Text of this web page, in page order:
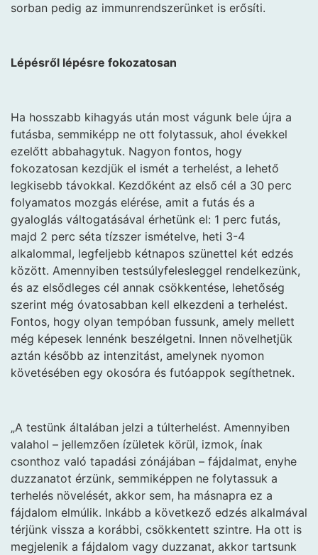
sorban pedig az immunrendszerünket is erősíti.
Lépésről lépésre fokozatosan
Ha hosszabb kihagyás után most vágunk bele újra a
futásba, semmiképp ne ott folytassuk, ahol évekkel
ezelőtt abbahagytuk. Nagyon fontos, hogy
fokozatosan kezdjük el ismét a terhelést, a lehető
legkisebb távokkal. Kezdőként az első cél a 30 perc
folyamatos mozgás elérése, amit a futás és a
gyaloglás váltogatásával érhetünk el: 1 perc futás,
majd 2 perc séta tízszer ismételve, heti 3-4
alkalommal, legfeljebb kétnapos szünettel két edzés
között. Amennyiben testsúlyfelesleggel rendelkezünk,
és az elsődleges cél annak csökkentése, lehetőség
szerint még óvatosabban kell elkezdeni a terhelést.
Fontos, hogy olyan tempóban fussunk, amely mellett
még képesek lennénk beszélgetni. Innen növelhetjük
aztán később az intenzitást, amelynek nyomon
követésében egy okosóra és futóappok segíthetnek.
„A testünk általában jelzi a túlterhelést. Amennyiben
valahol – jellemzően ízületek körül, izmok, ínak
csonthoz való tapadási zónájában – fájdalmat, enyhe
duzzanatot érzünk, semmiképpen ne folytassuk a
terhelés növelését, akkor sem, ha másnapra ez a
fájdalom elmúlik. Inkább a következő edzés alkalmával
térjünk vissza a korábbi, csökkentett szintre. Ha ott is
megjelenik a fájdalom vagy duzzanat, akkor tartsunk